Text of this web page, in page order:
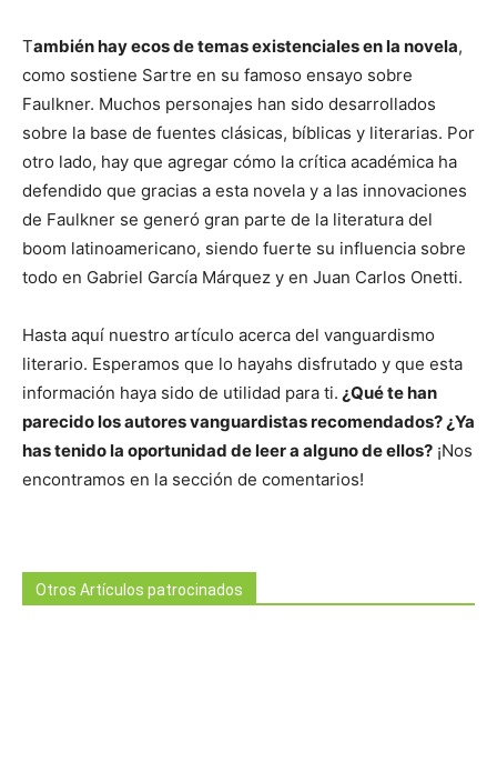
También hay ecos de temas existenciales en la novela,
como sostiene Sartre en su famoso ensayo sobre
Faulkner. Muchos personajes han sido desarrollados
sobre la base de fuentes clásicas, bíblicas y literarias. Por
otro lado, hay que agregar cómo la crítica académica ha
defendido que gracias a esta novela y a las innovaciones
de Faulkner se generó gran parte de la literatura del
boom latinoamericano, siendo fuerte su influencia sobre
todo en Gabriel García Márquez y en Juan Carlos Onetti.
Hasta aquí nuestro artículo acerca del vanguardismo
literario. Esperamos que lo hayahs disfrutado y que esta
información haya sido de utilidad para ti. ¿Qué te han
parecido los autores vanguardistas recomendados? ¿Ya
has tenido la oportunidad de leer a alguno de ellos? ¡Nos
encontramos en la sección de comentarios!
Otros Artículos patrocinados